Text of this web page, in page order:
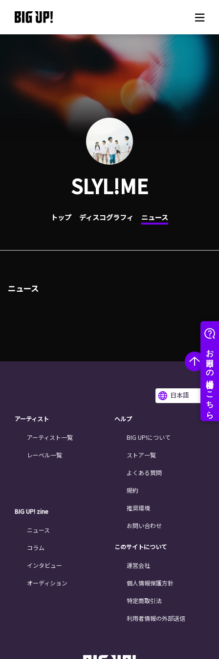
BIG UP!について
ニュース
料金プラン
サポート
ご利用の流れ
よくある質問
SLYL!ME
トップ ディスコグラフィ ニュース
ニュース
日本語
アーティスト
アーティスト一覧
レーベル一覧
BIG UP! zine
ニュース
コラム
インタビュー
オーディション
ヘルプ
BIG UP!について
ストア一覧
よくある質問
規約
推奨環境
お問い合わせ
このサイトについて
運営会社
個人情報保護方針
特定商取引法
利用者情報の外部送信